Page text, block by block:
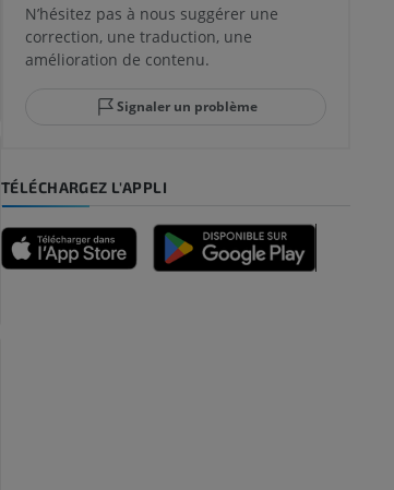
N’hésitez pas à nous suggérer une
correction, une traduction, une
amélioration de contenu.
Signaler un problème
TÉLÉCHARGEZ L'APPLI